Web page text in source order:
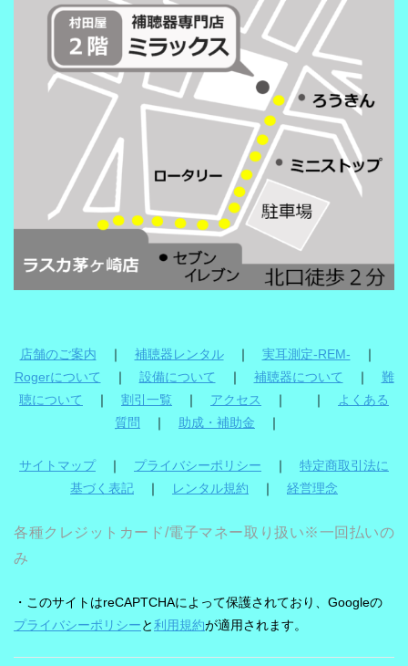
店舗のご案内 ｜ 補聴器レンタル｜ 実耳測定-REM- ｜
Rogerについて ｜ 設備について ｜ 補聴器について ｜ 難
聴について
｜ 割引一覧 ｜ アクセス ｜ ｜
よくある
質問
｜ 助成・補助金 ｜
サイトマップ｜ プライバシーポリシー ｜ 特定商取引法に
基づく表記 ｜ レンタル規約 ｜ 経営理念
各種クレジットカード/電子マネー取り扱い※一回払いの
み
・このサイトはreCAPTCHAによって保護されており、Googleの
プライバシーポリシーと利用規約が適用されます。